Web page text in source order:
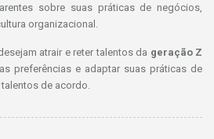
sobre suas práticas de negócios,
organizacional.
atrair e reter talentos da geração Z
preferências e adaptar suas práticas de
de acordo.